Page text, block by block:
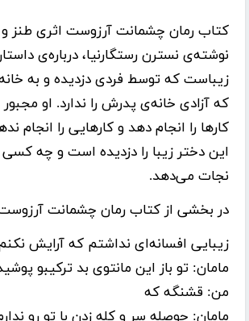
کتاب رمان چشمانت آرزوست اثری طنز
نوشته‌ی نسترن رستگارنیا، درباره‌ی
زیباست که توسط فردی دزدیده و به
که آزادی خانه‌ی پدرش را ندارد. او
کارها را انجام دهد و کارهایی را انجام
این دختر زیبا را دزدیده است و چه کسی
نجات می‌دهد.
در بخشی از کتاب رمان چشمانت
زیبایی افسانه‌ای نداشتم که آرایش
مامان: تو باز این مانتوی بد ترکیبو
من: قشنگه که
مامان: حوصله سر و کله زدن با تو رو